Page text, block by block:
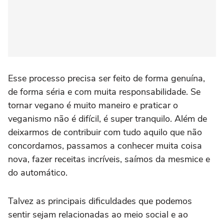
Esse processo precisa ser feito de forma genuína,
de forma séria e com muita responsabilidade. Se
tornar vegano é muito maneiro e praticar o
veganismo não é difícil, é super tranquilo. Além de
deixarmos de contribuir com tudo aquilo que não
concordamos, passamos a conhecer muita coisa
nova, fazer receitas incríveis, saímos da mesmice e
do automático.
Talvez as principais dificuldades que podemos
sentir sejam relacionadas ao meio social e ao